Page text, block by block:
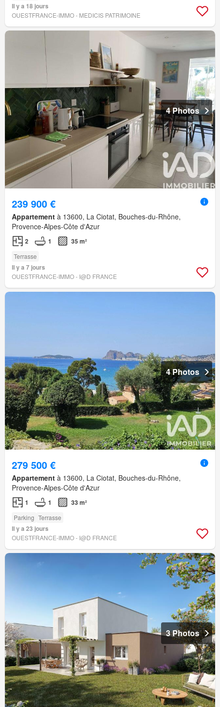
Il y a 18 jours
OUESTFRANCE-IMMO - MEDICIS PATRIMOINE
4 Photos
239 900 €
Appartement à 13600, La Ciotat, Bouches-du-Rhône,
Provence-Alpes-Côte d'Azur
2 1 35 m²
Terrasse
Il y a 7 jours
OUESTFRANCE-IMMO - I@D FRANCE
4 Photos
279 500 €
Appartement à 13600, La Ciotat, Bouches-du-Rhône,
Provence-Alpes-Côte d'Azur
1 1 33 m²
Parking Terrasse
Il y a 23 jours
OUESTFRANCE-IMMO - I@D FRANCE
3 Photos